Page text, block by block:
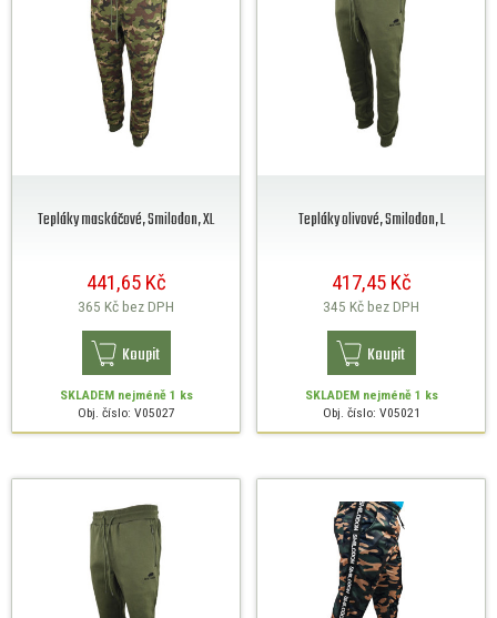
Tepláky maskáčové, Smilodon, XL
441,65 Kč
365 Kčbez DPH
Koupit
SKLADEMnejméně 1 ks
Obj. číslo: V05027
Tepláky olivové, Smilodon, L
417,45 Kč
345 Kčbez DPH
Koupit
SKLADEMnejméně 1 ks
Obj. číslo: V05021